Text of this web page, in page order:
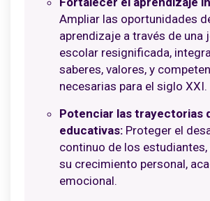
Ampliar las oportunidades
aprendizaje a través de una
escolar resignificada,
saberes, valores, y
necesarias para el siglo XXI.
Potenciar las trayectorias
educativas: Proteger el
continuo de los estudiantes,
su crecimiento personal,
emocional.